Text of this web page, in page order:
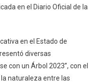
en el Diario Oficial de la
en el Estado de
diversas
con un Árbol 2023”, con el
naturaleza entre las